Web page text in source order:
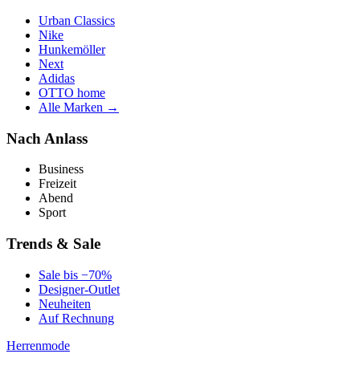
Urban Classics
Nike
Hunkemöller
Next
Adidas
OTTO home
Alle Marken →
Nach Anlass
Business
Freizeit
Abend
Sport
Trends & Sale
Sale bis −70%
Designer-Outlet
Neuheiten
Auf Rechnung
Herrenmode